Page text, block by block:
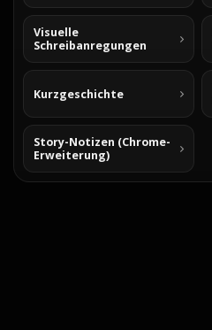
Visuelle
Schreibanregungen
Kurzgeschichte
Story-Notizen (Chrome-
Erweiterung)